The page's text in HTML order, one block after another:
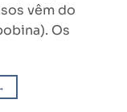
vêm do
Os